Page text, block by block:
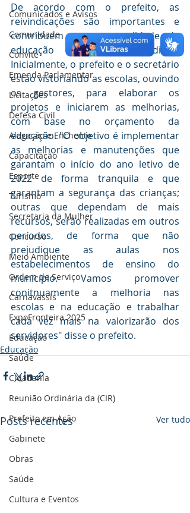
Comunicados e Avisos
Comunidade
Convite
Emenda Parlamentar
Licitações
Defesa Civil
Alagação e Enchente
Capacitação
Esporte
Turismo
Secretaria da Mulher
Concurso
Meio Ambiente
Ordem de Serviço
Carnavassis
ExpoFronteira 2025
Educação
Saúde
Cidadania
Reunião Ordinária da (CIR)
Prefeito em Ação
Gabinete
Obras
Saúde
Cultura e Eventos
De acordo com o prefeito, as
reivindicações são importantes e
contribuem para a qualidade da
educação e serão atendidas.
Inicialmente, o prefeito e o secretário
estão vistoriando as escolas, ouvindo
os gestores, para elaborar os
projetos e iniciarem as melhorias,
com base no orçamento da
educação. "O objetivo é implementar
as melhorias e manutenções que
garantam o início do ano letivo de
2022 de forma tranquila e que
garantam a segurança das crianças;
outras que dependam de mais
recursos, serão realizadas em outros
períodos, de forma que não
prejudique as aulas nos
estabelecimentos de ensino do
município. Vamos promover
conitnuamente a melhoria nas
escolas e na educação e trabalhar
cada vez mais na valorizarão dos
servidores" disse o prefeito.
Educação
Posts recentes Ver tudo